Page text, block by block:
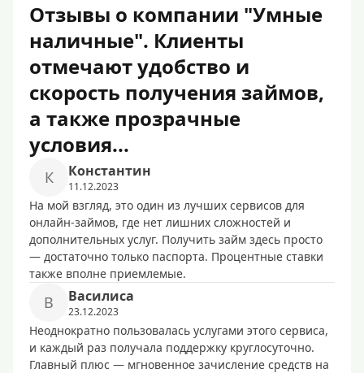
Отзывы о компании "Умные
наличные". Клиенты
отмечают удобство и
скорость получения займов,
а также прозрачные
условия...
К Константин
11.12.2023
На мой взгляд, это один из лучших сервисов для
онлайн-займов, где нет лишних сложностей и
дополнительных услуг. Получить займ здесь просто
— достаточно только паспорта. Процентные ставки
также вполне приемлемые.
В Василиса
23.12.2023
Неоднократно пользовалась услугами этого сервиса,
и каждый раз получала поддержку круглосуточно.
Главный плюс — мгновенное зачисление средств на